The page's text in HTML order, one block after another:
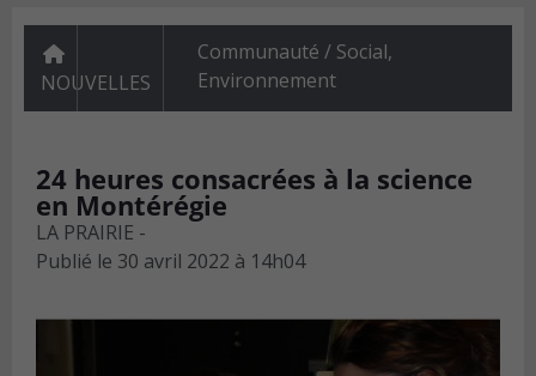
NOUVELLES
Communauté / Social,
Environnement
24 heures consacrées à la science
en Montérégie
LA PRAIRIE -
Publié le 30 avril 2022 à 14h04